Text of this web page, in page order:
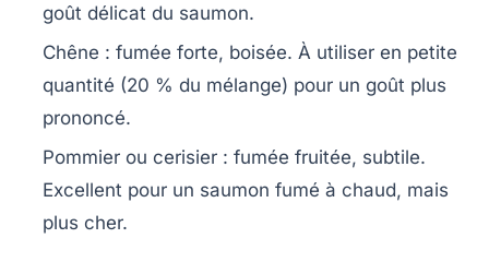
goût délicat du saumon.
Chêne : fumée forte, boisée. À utiliser en petite
quantité (20 % du mélange) pour un goût plus
prononcé.
Pommier ou cerisier : fumée fruitée, subtile.
Excellent pour un saumon fumé à chaud, mais
plus cher.